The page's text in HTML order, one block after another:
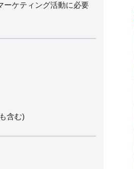
ーケティング活動に必要
含む)